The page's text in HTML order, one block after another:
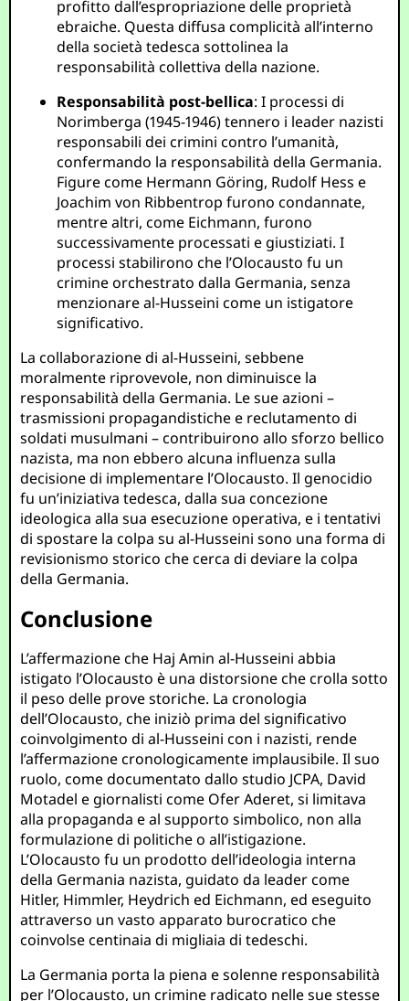
profitto dall’espropriazione delle proprietà
ebraiche. Questa diffusa complicità all’interno
della società tedesca sottolinea la
responsabilità collettiva della nazione.
Responsabilità post-bellica: I processi di
Norimberga (1945-1946) tennero i leader nazisti
responsabili dei crimini contro l’umanità,
confermando la responsabilità della Germania.
Figure come Hermann Göring, Rudolf Hess e
Joachim von Ribbentrop furono condannate,
mentre altri, come Eichmann, furono
successivamente processati e giustiziati. I
processi stabilirono che l’Olocausto fu un
crimine orchestrato dalla Germania, senza
menzionare al-Husseini come un istigatore
significativo.
La collaborazione di al-Husseini, sebbene
moralmente riprovevole, non diminuisce la
responsabilità della Germania. Le sue azioni –
trasmissioni propagandistiche e reclutamento di
soldati musulmani – contribuirono allo sforzo bellico
nazista, ma non ebbero alcuna influenza sulla
decisione di implementare l’Olocausto. Il genocidio
fu un’iniziativa tedesca, dalla sua concezione
ideologica alla sua esecuzione operativa, e i tentativi
di spostare la colpa su al-Husseini sono una forma di
revisionismo storico che cerca di deviare la colpa
della Germania.
Conclusione
L’affermazione che Haj Amin al-Husseini abbia
istigato l’Olocausto è una distorsione che crolla sotto
il peso delle prove storiche. La cronologia
dell’Olocausto, che iniziò prima del significativo
coinvolgimento di al-Husseini con i nazisti, rende
l’affermazione cronologicamente implausibile. Il suo
ruolo, come documentato dallo studio JCPA, David
Motadel e giornalisti come Ofer Aderet, si limitava
alla propaganda e al supporto simbolico, non alla
formulazione di politiche o all’istigazione.
L’Olocausto fu un prodotto dell’ideologia interna
della Germania nazista, guidato da leader come
Hitler, Himmler, Heydrich ed Eichmann, ed eseguito
attraverso un vasto apparato burocratico che
coinvolse centinaia di migliaia di tedeschi.
La Germania porta la piena e solenne responsabilità
per l’Olocausto, un crimine radicato nelle sue stesse